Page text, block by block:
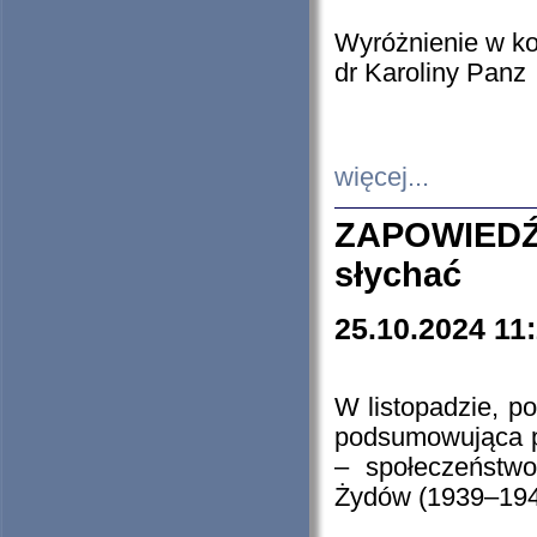
Wyróżnienie w
dr Karoliny Panz
więcej...
słychać
25.10.2024
W listopadzie,
podsumowująca
–
Żydów